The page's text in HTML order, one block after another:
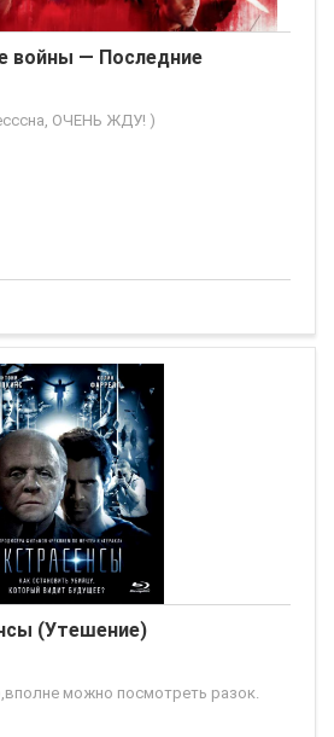
войны — Последние
ОЧЕНЬ ЖДУ! )
(Утешение)
можно посмотреть разок.